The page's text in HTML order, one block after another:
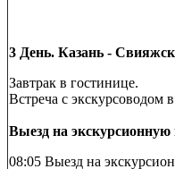
3 День. Казань - Свияжск
Завтрак в гостинице.
Встреча с экскурсоводом
Выезд на
08:05 Выезд на